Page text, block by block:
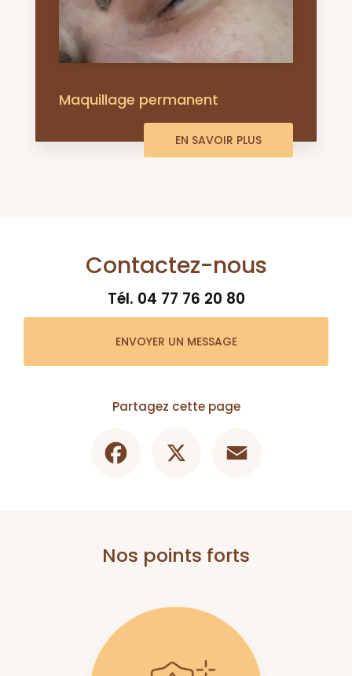
Maquillage permanent
EN SAVOIR PLUS
Contactez-nous
Tél. 04 77 76 20 80
ENVOYER UN MESSAGE
Partagez cette page
Nos points forts